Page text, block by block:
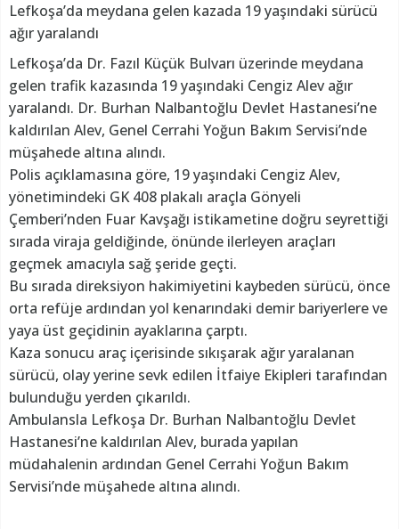
Lefkoşa’da meydana gelen kazada 19 yaşındaki sürücü
ağır yaralandı
Lefkoşa’da Dr. Fazıl Küçük Bulvarı üzerinde meydana
gelen trafik kazasında 19 yaşındaki Cengiz Alev ağır
yaralandı. Dr. Burhan Nalbantoğlu Devlet Hastanesi’ne
kaldırılan Alev, Genel Cerrahi Yoğun Bakım Servisi’nde
müşahede altına alındı.
Polis açıklamasına göre, 19 yaşındaki Cengiz Alev,
yönetimindeki GK 408 plakalı araçla Gönyeli
Çemberi’nden Fuar Kavşağı istikametine doğru seyrettiği
sırada viraja geldiğinde, önünde ilerleyen araçları
geçmek amacıyla sağ şeride geçti.
Bu sırada direksiyon hakimiyetini kaybeden sürücü, önce
orta refüje ardından yol kenarındaki demir bariyerlere ve
yaya üst geçidinin ayaklarına çarptı.
Kaza sonucu araç içerisinde sıkışarak ağır yaralanan
sürücü, olay yerine sevk edilen İtfaiye Ekipleri tarafından
bulunduğu yerden çıkarıldı.
Ambulansla Lefkoşa Dr. Burhan Nalbantoğlu Devlet
Hastanesi’ne kaldırılan Alev, burada yapılan
müdahalenin ardından Genel Cerrahi Yoğun Bakım
Servisi’nde müşahede altına alındı.